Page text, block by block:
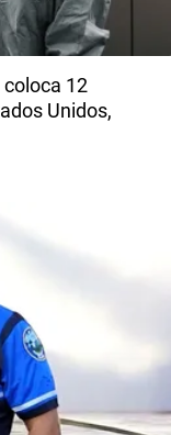
coloca 12
Unidos,